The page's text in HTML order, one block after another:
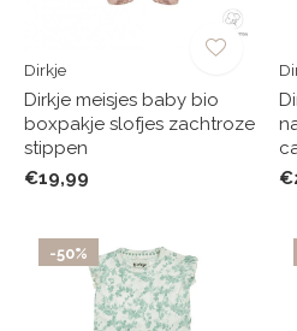
Dirkje
Dirkje meisjes baby bio
boxpakje slofjes zachtroze
stippen
€19,99
-50%